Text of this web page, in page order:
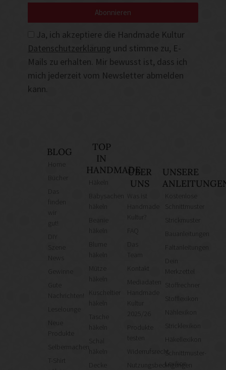
Ja, ich akzeptiere die Handmade Kultur
Datenschutzerklärung und stimme zu, E-
Mails zu erhalten. Mir bewusst ist, dass ich
mich jederzeit vom Newsletter abmelden
kann.
Abonnieren
BLOG
finden
gut!
Gute
Nachrichten!
Leselounge
Neue
Produkte
Selbermachen
T-Shirt
TOP
IN
HANDMADE
häkeln
häkeln
Mütze
häkeln
Kuscheltier
Tasche
häkeln
ÜBER
UNS
Was ist
Kultur?
Das
Team
Kontakt
Mediadaten
Kultur
Produkte
testen
Widerrufsrecht
Nutzungsbedingungen
UNSERE
Kostenlose
Schnittmuster
Strickmuster
Bauanleitungen
Faltanleitungen
Merkzettel
Stoffrechner
Stofflexikon
Nählexikon
Stricklexikon
Häkellexikon
Schnittmuster-
Lexikon